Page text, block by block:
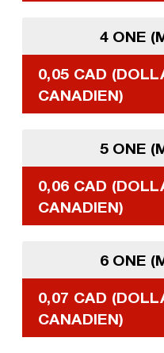
4 ONE
0,05 CAD
CANADIEN)
5 ONE
0,06 CAD
CANADIEN)
6 ONE
0,07 CAD
CANADIEN)